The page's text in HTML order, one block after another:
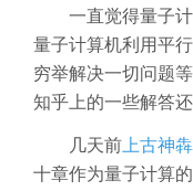
一直觉得量子计
量子计算机利用平
穷举解决一切问题
知乎上的一些解答
几天前上古神
十章作为量子计算